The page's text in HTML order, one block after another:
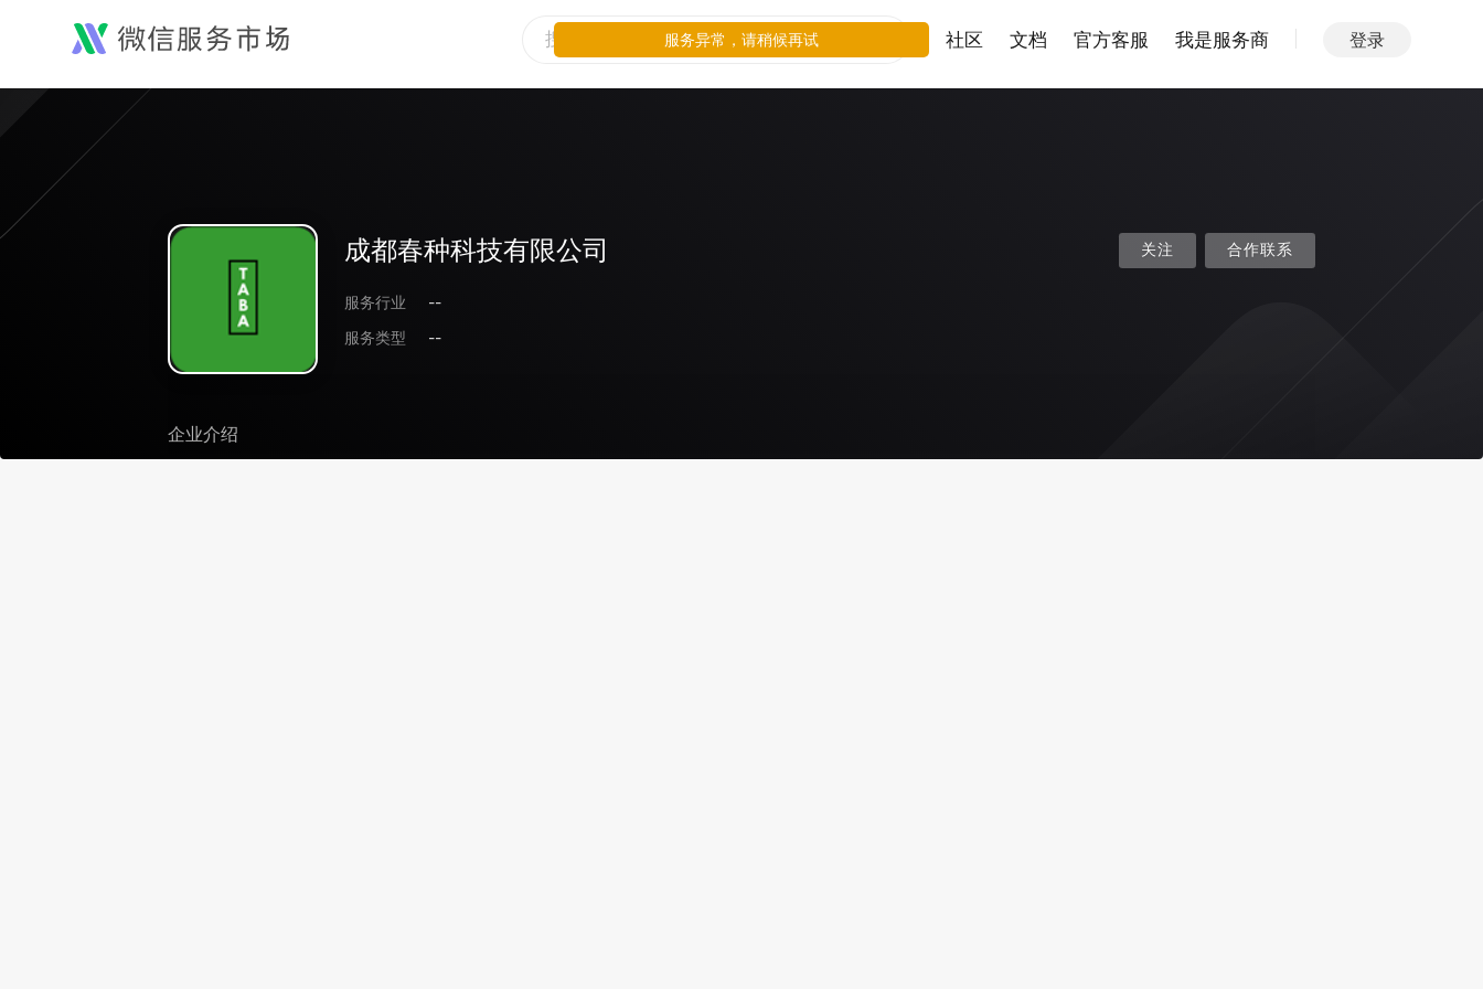
社区 文档 官方客服 我是服务商 登录
成都春种科技有限公司
服务行业
--
服务类型
--
关注 合作联系
企业介绍
服务异常，请稍候再试